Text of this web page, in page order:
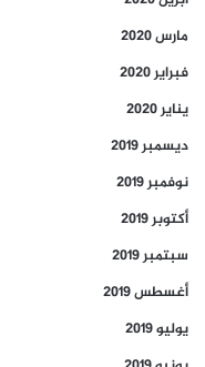
مارس 2020
فبراير 2020
يناير 2020
ديسمبر 2019
نوفمبر 2019
أكتوبر 2019
سبتمبر 2019
أغسطس 2019
يوليو 2019